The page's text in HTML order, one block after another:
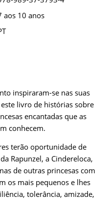
aos 10 anos
inspiraram-se nas suas
livro de histórias sobre
encantadas que as
conhecem.
terão oportunidade de
Rapunzel, a Cindereloca,
de outras princesas com
os mais pequenos e lhes
tolerância, amizade,